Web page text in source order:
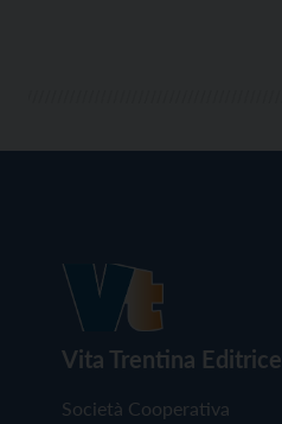
Vita Trentina Editrice
Società Cooperativa